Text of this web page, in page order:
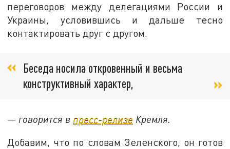
переговоров между делегациями России и
Украины, условившись и дальше тесно
контактировать друг с другом.
Беседа носила откровенный и весьма
конструктивный характер,
— говорится в пресс-релизе Кремля.
Добавим, что по словам Зеленского, он готов